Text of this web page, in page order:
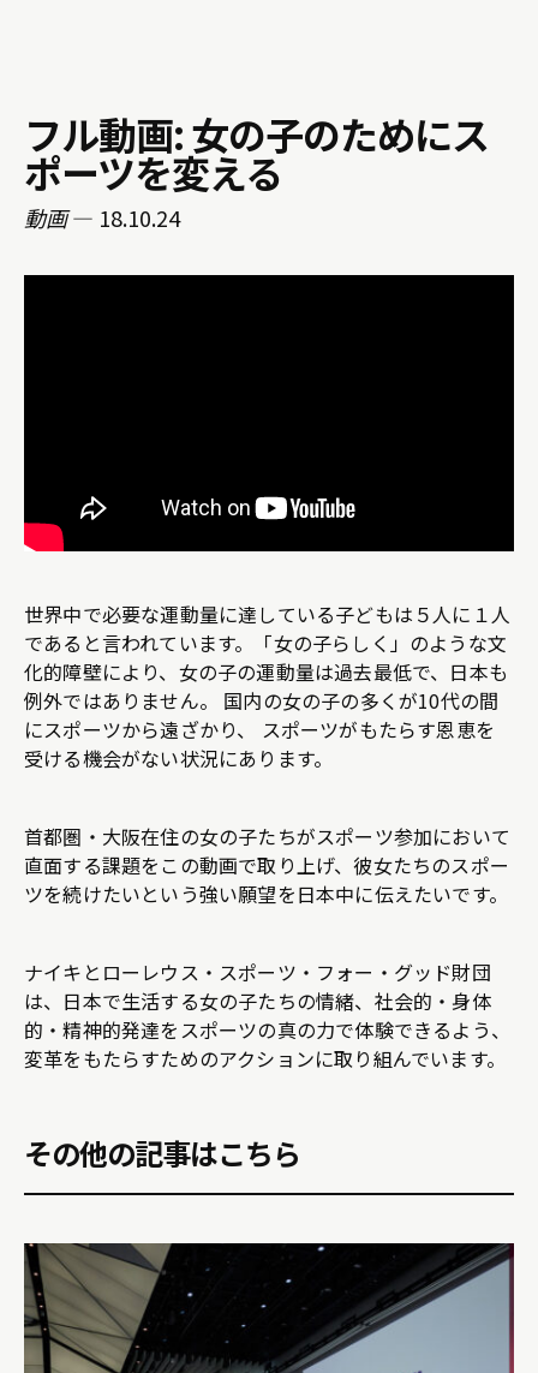
フル動画: 女の子のためにス
ポーツを変える
動画— 18.10.24
世界中で必要な運動量に達している子どもは５人に１人
であると言われています。「女の子らしく」のような文
化的障壁により、女の子の運動量は過去最低で、日本も
例外ではありません。 国内の女の子の多くが10代の間
にスポーツから遠ざかり、 スポーツがもたらす恩恵を
受ける機会がない状況にあります。
首都圏・大阪在住の女の子たちがスポーツ参加において
直面する課題をこの動画で取り上げ、彼女たちのスポー
ツを続けたいという強い願望を日本中に伝えたいです。
ナイキとローレウス・スポーツ・フォー・グッド財団
は、日本で生活する女の子たちの情緒、社会的・身体
的・精神的発達をスポーツの真の力で体験できるよう、
変革をもたらすためのアクションに取り組んでいます。
その他の記事はこちら